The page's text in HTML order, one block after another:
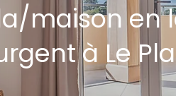
maison
à Le